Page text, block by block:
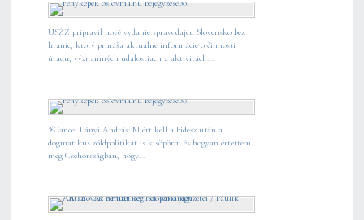
ÚSŽZ pripravil nové vydanie spravodajcu Slovensko bez
hraníc, ktorý prináša aktuálne informácie o činnosti
úradu, významných udalostiach a aktivitách...
⚡️Cancel Lányi András: Miért kell a Fidesz után a
dogmatikus zöldpolitikát is kisöpörni és hogyan értettem
meg Csehországban, hogy...